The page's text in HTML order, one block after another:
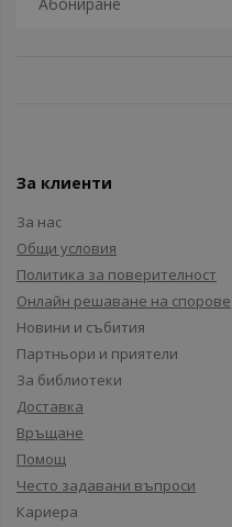
За клиенти
За нас
Общи условия
Политика за поверителност
Онлайн решаване на спорове
Новини и събития
Партньори и приятели
За библиотеки
Доставка
Връщане
Помощ
Често задавани въпроси
Кариера